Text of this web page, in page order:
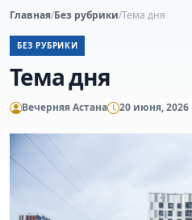
Главная/Без рубрики/Тема дня
БЕЗ РУБРИКИ
Тема дня
Вечерняя Астана 20 июня, 2026